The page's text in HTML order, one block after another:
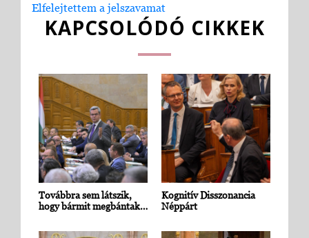
Elfelejtettem a jelszavamat
KAPCSOLÓDÓ CIKKEK
Továbbra sem látszik,
hogy bármit megbántak…
Kognitív Disszonancia
Néppárt